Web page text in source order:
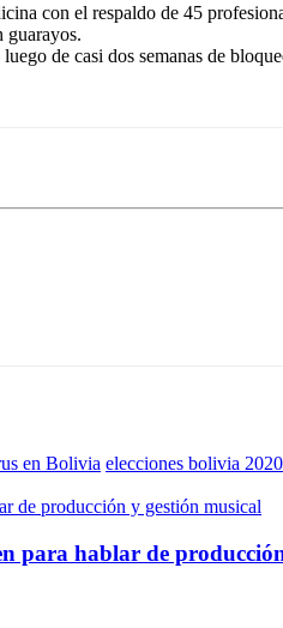
con el respaldo de 45
guarayos.
de casi dos semanas de
en Bolivia elecciones bolivia 2020
de producción y gestión musical
para hablar de